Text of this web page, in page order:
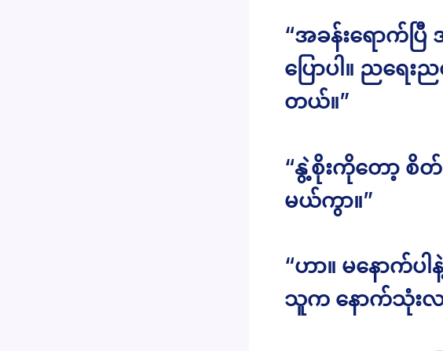
“အခန်းရောက်ပ
ပြောပါ။ ညရေ
တယ်။”
“နွဲ့စိုးကိုတော့ စိ
မယ်ကွာ။”
“ဟာ။ မနောက်ပ
သူက နောက်သုံးလ